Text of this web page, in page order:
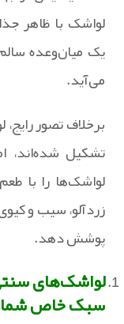
لواشک با ظاهر
یک میان‌وعده
می‌آید.
برخلاف تصور
تشکیل شده‌اند،
لواشک‌ها را با
زردآلو، سیب و
پوشش دهد.
لواشک‌های
سبک خاص شما